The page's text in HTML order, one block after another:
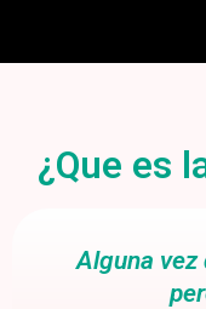
¿Que es
Alguna vez